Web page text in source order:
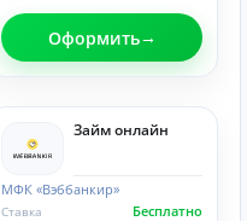
Оформить
Займ онлайн
МФК «Вэббанкир»
Бесплатно
Ставка